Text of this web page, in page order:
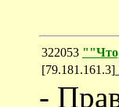
322053
[79.181.161.3]
-